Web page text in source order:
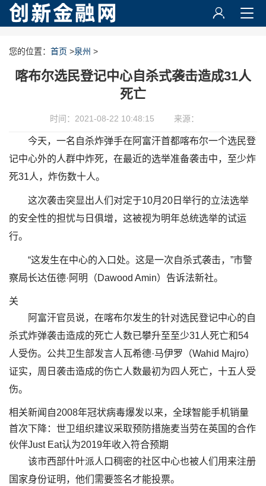
您的位置： 首页 >泉州 >
喀布尔选民登记中心自杀式袭击造成31人
死亡
时间：2021-08-22 10:48:15 来源：
今天，一名自杀炸弹手在阿富汗首都喀布尔一个选民登
记中心外的人群中炸死，在最近的选举准备袭击中，至少炸
死31人，炸伤数十人。
这次袭击突显出人们对定于10月20日举行的立法选举
的安全性的担忧与日俱增，这被视为明年总统选举的试运
行。
“这发生在中心的入口处。这是一次自杀式袭击，”市警
察局长达伍德·阿明（Dawood Amin）告诉法新社。
关
阿富汗官员说，在喀布尔发生的针对选民登记中心的自
杀式炸弹袭击造成的死亡人数已攀升至至少31人死亡和54
人受伤。公共卫生部发言人瓦希德·马伊罗（Wahid Majro）
证实，周日袭击造成的伤亡人数最初为四人死亡，十五人受
伤。
相关新闻自2008年冠状病毒爆发以来，全球智能手机销量
首次下降：世卫组织建议采取预防措施麦当劳在英国的合作
伙伴Just Eat认为2019年收入符合预期
该市西部什叶派人口稠密的社区中心也被人们用来注册
国家身份证明，他们需要签名才能投票。